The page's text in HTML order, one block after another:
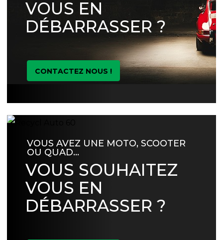
VOUS EN
DÉBARRASSER ?
CONTACTEZ NOUS !
VOUS AVEZ UNE MOTO, SCOOTER
OU QUAD…
VOUS SOUHAITEZ
VOUS EN
DÉBARRASSER ?